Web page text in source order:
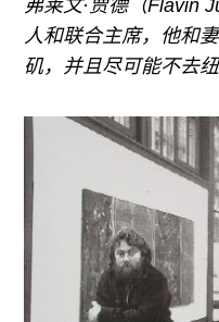
弗莱文·贾德（Flavin
人和联合主席，他和
矶，并且尽可能不去纽